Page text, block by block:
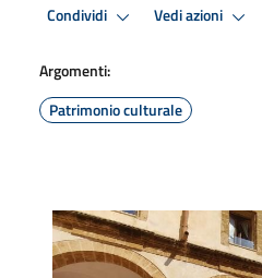
Condividi Vedi azioni
Argomenti:
Patrimonio culturale